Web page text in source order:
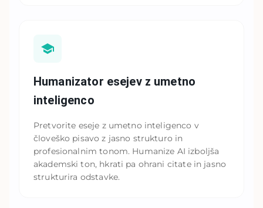
Humanizator esejev z umetno
inteligenco
Pretvorite eseje z umetno inteligenco v
človeško pisavo z jasno strukturo in
profesionalnim tonom. Humanize AI izboljša
akademski ton, hkrati pa ohrani citate in jasno
strukturira odstavke.